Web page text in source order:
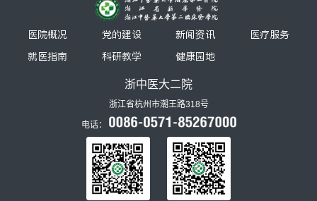
医院概况 党的建设 新闻资讯
医疗服务
就医指南
科研教学 健康园地
浙中医大二院
浙江省杭州市潮王路318号
电话：